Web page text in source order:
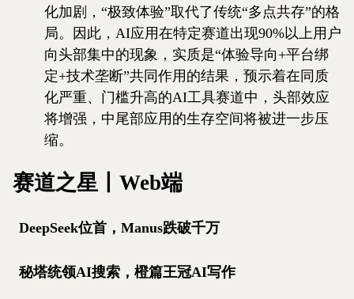
化加剧，“极致体验”取代了传统“多点共存”的格
局。因此，AI应用在特定赛道出现90%以上用户
向头部集中的现象，实质是“体验导向+平台绑
定+技术垄断”共同作用的结果，预示着在同质
化严重、门槛升高的AI工具赛道中，头部效应
将增强，中尾部应用的生存空间将被进一步压
缩。
赛道之星丨Web端
DeepSeek位首，Manus跌破千万
秘塔统领AI搜索，橙篇王冠AI写作